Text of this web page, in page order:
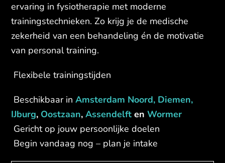
ervaring in fysiotherapie met moderne
trainingstechnieken. Zo krijg je de medische
zekerheid van een behandeling én de motivatie
van personal training.
Flexibele trainingstijden
Beschikbaar inAmsterdam Noord, Diemen,
IJburg, Oostzaan,Assendelft enWormer
Gericht op jouw persoonlijke doelen
Begin vandaag nog – plan je intake